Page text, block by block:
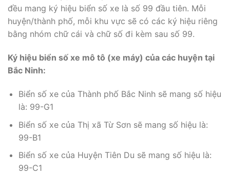
đều mang ký hiệu biển số xe là số 99 đầu tiên. Mỗi
huyện/thành phố, mỗi khu vực sẽ có các ký hiệu riêng
bằng nhóm chữ cái và chữ số đi kèm sau số 99.
Ký hiệu biển số xe mô tô (xe máy) của các huyện tại
Bắc Ninh:
Biển số xe của Thành phố Bắc Ninh sẽ mang số hiệu
là: 99-G1
Biển số xe của Thị xã Từ Sơn sẽ mang số hiệu là:
99-B1
Biển số xe của Huyện Tiên Du sẽ mang số hiệu là:
99-C1